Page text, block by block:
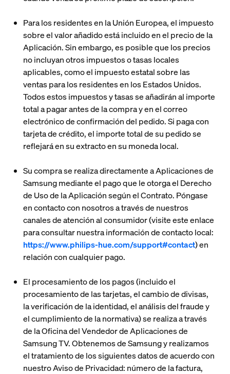
Para los residentes en la Unión Europea, el impuesto
sobre el valor añadido está incluido en el precio de la
Aplicación. Sin embargo, es posible que los precios
no incluyan otros impuestos o tasas locales
aplicables, como el impuesto estatal sobre las
ventas para los residentes en los Estados Unidos.
Todos estos impuestos y tasas se añadirán al importe
total a pagar antes de la compra y en el correo
electrónico de confirmación del pedido. Si paga con
tarjeta de crédito, el importe total de su pedido se
reflejará en su extracto en su moneda local.
Su compra se realiza directamente a Aplicaciones de
Samsung mediante el pago que le otorga el Derecho
de Uso de la Aplicación según el Contrato. Póngase
en contacto con nosotros a través de nuestros
canales de atención al consumidor (visite este enlace
para consultar nuestra información de contacto local:
https://www.philips-hue.com/support#contact) en
relación con cualquier pago.
El procesamiento de los pagos (incluido el
procesamiento de las tarjetas, el cambio de divisas,
la verificación de la identidad, el análisis del fraude y
el cumplimiento de la normativa) se realiza a través
de la Oficina del Vendedor de Aplicaciones de
Samsung TV. Obtenemos de Samsung y realizamos
el tratamiento de los siguientes datos de acuerdo con
nuestro Aviso de Privacidad: número de la factura,